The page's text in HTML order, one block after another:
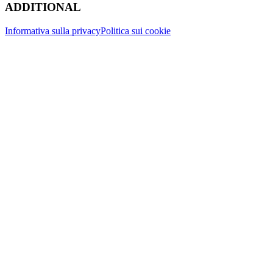
ADDITIONAL
Informativa sulla privacyPolitica sui cookie